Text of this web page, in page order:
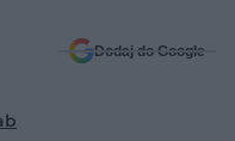
Dodaj do Google